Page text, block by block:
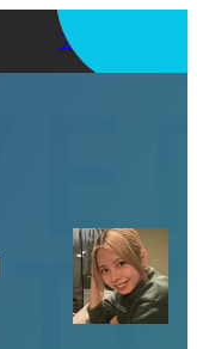
アプリを使う